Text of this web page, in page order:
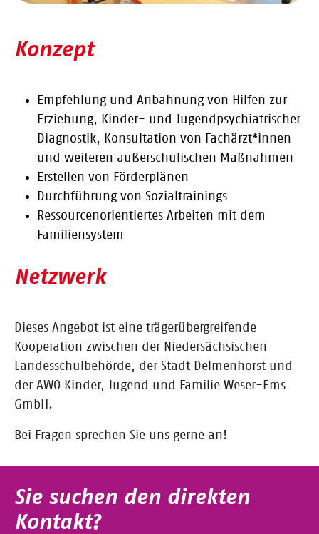
Konzept
Empfehlung und Anbahnung von Hilfen zur
Erziehung, Kinder- und Jugendpsychiatrischer
Diagnostik, Konsultation von Fachärzt*innen
und weiteren außerschulischen Maßnahmen
Erstellen von Förderplänen
Durchführung von Sozialtrainings
Ressourcenorientiertes Arbeiten mit dem
Familiensystem
Netzwerk
Dieses Angebot ist eine trägerübergreifende
Kooperation zwischen der Niedersächsischen
Landesschulbehörde, der Stadt Delmenhorst und
der AWO Kinder, Jugend und Familie Weser-Ems
GmbH.
Bei Fragen sprechen Sie uns gerne an!
Sie suchen den direkten
Kontakt?